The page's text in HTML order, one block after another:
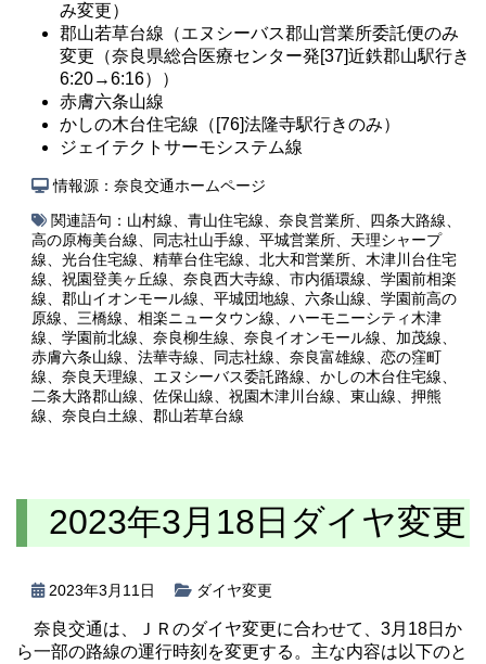
み変更）
郡山若草台線（エヌシーバス郡山営業所委託便のみ
変更（奈良県総合医療センター発[37]近鉄郡山駅行き
6:20→6:16））
赤膚六条山線
かしの木台住宅線（[76]法隆寺駅行きのみ）
ジェイテクトサーモシステム線
情報源：奈良交通ホームページ
関連語句： 山村線、 青山住宅線、 奈良営業所、 四条大路線、
高の原梅美台線、 同志社山手線、 平城営業所、 天理シャープ
線、 光台住宅線、 精華台住宅線、 北大和営業所、 木津川台住宅
線、 祝園登美ヶ丘線、 奈良西大寺線、 市内循環線、 学園前相楽
線、 郡山イオンモール線、 平城団地線、 六条山線、 学園前高の
原線、 三橋線、 相楽ニュータウン線、 ハーモニーシティ木津
線、 学園前北線、 奈良柳生線、 奈良イオンモール線、 加茂線、
赤膚六条山線、 法華寺線、 同志社線、 奈良富雄線、 恋の窪町
線、 奈良天理線、 エヌシーバス委託路線、 かしの木台住宅線、
二条大路郡山線、 佐保山線、 祝園木津川台線、 東山線、 押熊
線、 奈良白土線、 郡山若草台線
2023年3月18日ダイヤ変更
2023年3月11日 ダイヤ変更
奈良交通は、ＪＲのダイヤ変更に合わせて、3月18日か
ら一部の路線の運行時刻を変更する。主な内容は以下のと